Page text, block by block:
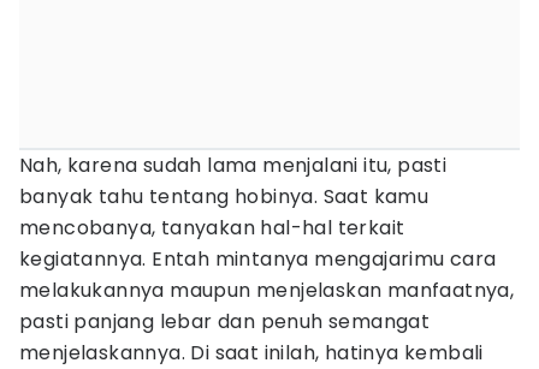
Nah, karena sudah lama menjalani itu, pasti
banyak tahu tentang hobinya. Saat kamu
mencobanya, tanyakan hal-hal terkait
kegiatannya. Entah mintanya mengajarimu cara
melakukannya maupun menjelaskan manfaatnya,
pasti panjang lebar dan penuh semangat
menjelaskannya. Di saat inilah, hatinya kembali